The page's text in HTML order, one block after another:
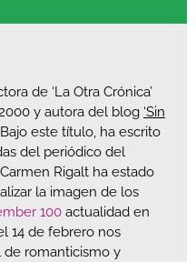
de ‘La Otra Crónica’
y autora del blog ‘Sin
este título, ha escrito
del periódico del
Rigalt ha estado
la imagen de los
100 actualidad en
14 de febrero nos
romanticismo y